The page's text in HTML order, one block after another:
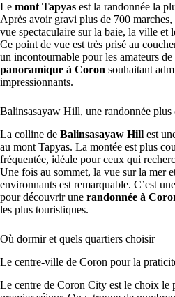
Le mont Tapyas est la randonnée la
Après avoir gravi plus de 700
vue spectaculaire sur la baie, la ville et
Ce point de vue est très prisé au
un incontournable pour les amateurs de
panoramique à Coron souhaitant
impressionnants.
Balinsasayaw Hill, une randonnée
La colline de Balinsasayaw Hill est
au mont Tapyas. La montée est plus
fréquentée, idéale pour ceux qui
Une fois au sommet, la vue sur la mer
environnants est remarquable. C’est
pour découvrir une randonnée à
les plus touristiques.
Où dormir et quels quartiers choisir
Le centre-ville de Coron pour la
Le centre de Coron City est le choix le